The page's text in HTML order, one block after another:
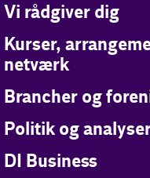
Vi rådgiver dig
Kurser,
netværk
Brancher og
Politik og
DI Business